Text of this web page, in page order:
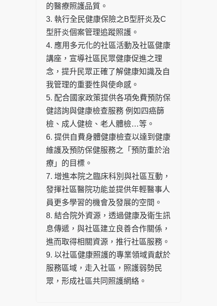
的醫療照護品質。
3. 執行全民健康保險之B型肝炎及C
型肝炎個案管理追蹤照護。
4. 應用多元化的社區活動及社區健康
講座，宣導社區民眾健康促進之理
念，提升民眾正確了解健康知識及自
我管理的重要性與使命感。
5. 配合國家政策提供各項免費預防保
健諮詢與健康檢查服務 例如四癌篩
檢、成人健檢、老人體檢…等。
6. 提供自費身體健康檢查以達到健康
維護及預防保健服務之「預防重於治
療」的目標。
7. 增進本院之臨床科別與社區互動，
發揮社區醫院功能並提供年輕醫事人
員更多學習的機會及發展的空間。
8. 結合院外資源，透過健康及衛生訊
息傳遞，與社區建立良善合作關係，
進而取得相關資源，推行社區服務。
9. 以社區健康照護的專業領域貢獻於
服務區域，走入社區，照護弱勢民
眾，形成社區共同照護網絡。